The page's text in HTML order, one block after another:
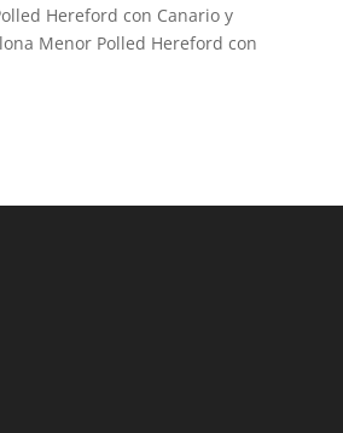
Hereford con Canario y
Menor Polled Hereford con